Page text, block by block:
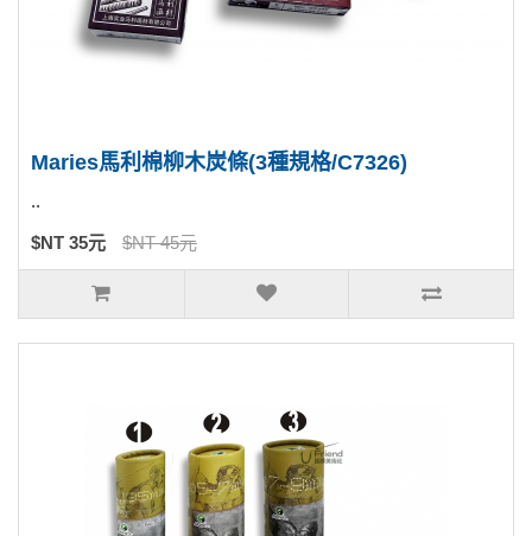
Maries馬利棉柳木炭條(3種規格/C7326)
..
$NT 35元 $NT 45元